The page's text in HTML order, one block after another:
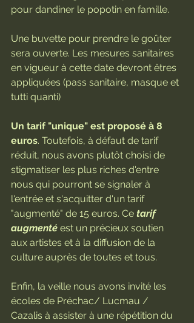
pour dandiner le popotin en famille.
Une buvette pour prendre le goûter
sera ouverte. Les mesures sanitaires
en vigueur à cette date devront êtres
appliquées (pass sanitaire, masque et
tutti quanti)
Un tarif "unique" est proposé à 8
euros. Toutefois, à défaut de tarif
réduit, nous avons plutôt choisi de
stigmatiser les plus riches d'entre
nous qui pourront se signaler à
l'entrée et s'acquitter d'un tarif
"augmenté" de 15 euros. Ce tarif
augmenté est un précieux soutien
aux artistes et à la diffusion de la
culture auprès de toutes et tous.
Enfin, la veille nous avons invité les
écoles de Préchac/ Lucmau /
Cazalis à assister à une répétition du